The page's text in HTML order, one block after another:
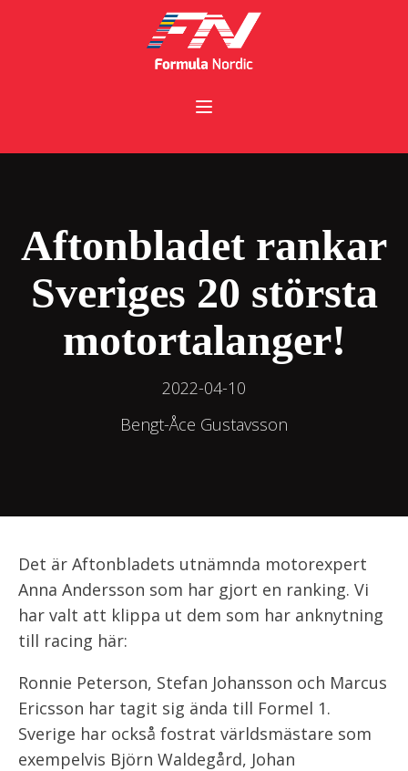
Aftonbladet rankar
Sveriges 20 största
motortalanger!
2022-04-10
Bengt-Åce Gustavsson
Det är Aftonbladets utnämnda motorexpert
Anna Andersson som har gjort en ranking. Vi
har valt att klippa ut dem som har anknytning
till racing här:
Ronnie Peterson, Stefan Johansson och Marcus
Ericsson har tagit sig ända till Formel 1.
Sverige har också fostrat världsmästare som
exempelvis Björn Waldegård, Johan